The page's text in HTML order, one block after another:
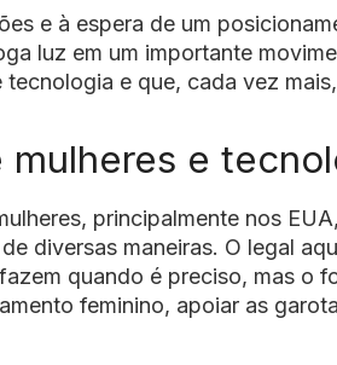
e à espera de um
luz em um importante
e que, cada vez
mulheres e
principalmente nos
diversas maneiras. O legal
quando é preciso, mas o
feminino, apoiar as